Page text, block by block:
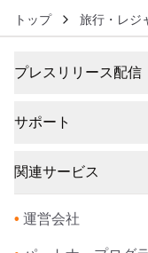
トップ 旅行・レジ
プレスリリース配信
サポート
関連サービス
• 運営会社